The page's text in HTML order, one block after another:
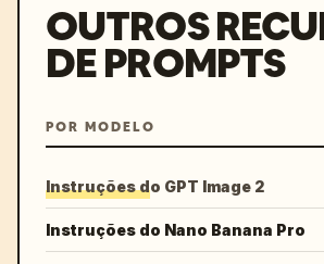
OUTROS
DE PROMPTS
POR MODELO
Instruções do GPT Image 2
Instruções do Nano Banana Pro